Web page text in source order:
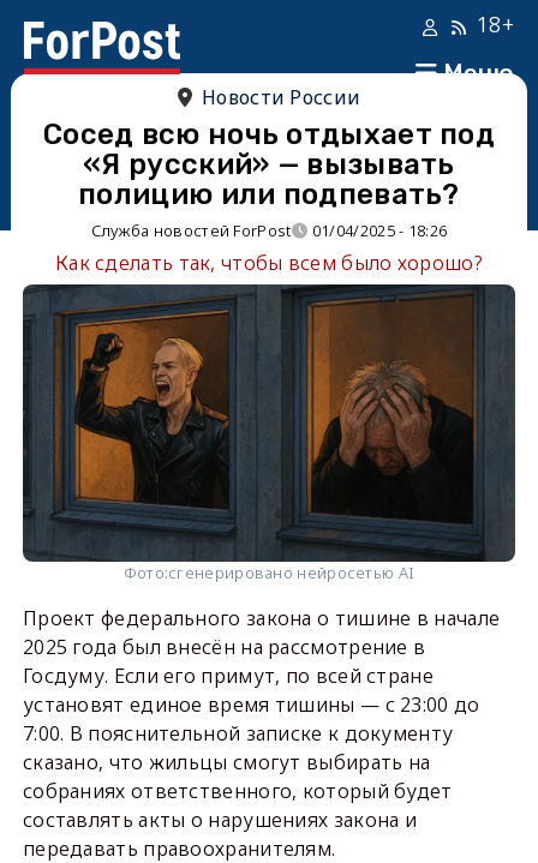
Меню
18+
Новости России
Сосед всю ночь отдыхает под
«Я русский» — вызывать
полицию или подпевать?
Служба новостей ForPost 01/04/2025 - 18:26
Как сделать так, чтобы всем было хорошо?
Фото:сгенерировано нейросетью AI
Проект федерального закона о тишине в начале
2025 года был внесён на рассмотрение в
Госдуму. Если его примут, по всей стране
установят единое время тишины — с 23:00 до
7:00. В пояснительной записке к документу
сказано, что жильцы смогут выбирать на
собраниях ответственного, который будет
составлять акты о нарушениях закона и
передавать правоохранителям.